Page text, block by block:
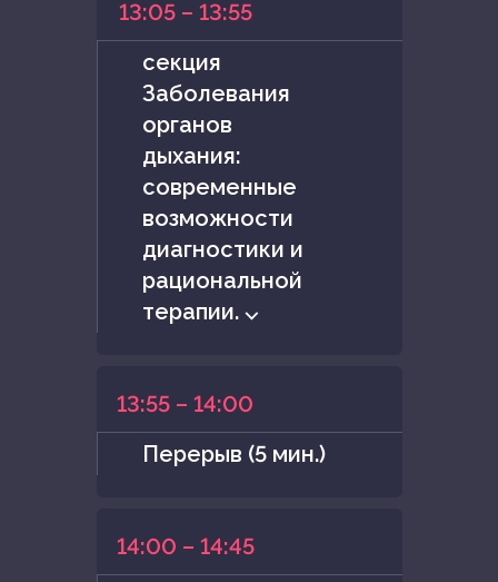
13:05 – 13:55
секция
Заболевания
органов
дыхания:
современные
возможности
диагностики и
рациональной
терапии. ⌵
13:55 – 14:00
Перерыв (5 мин.)
14:00 – 14:45